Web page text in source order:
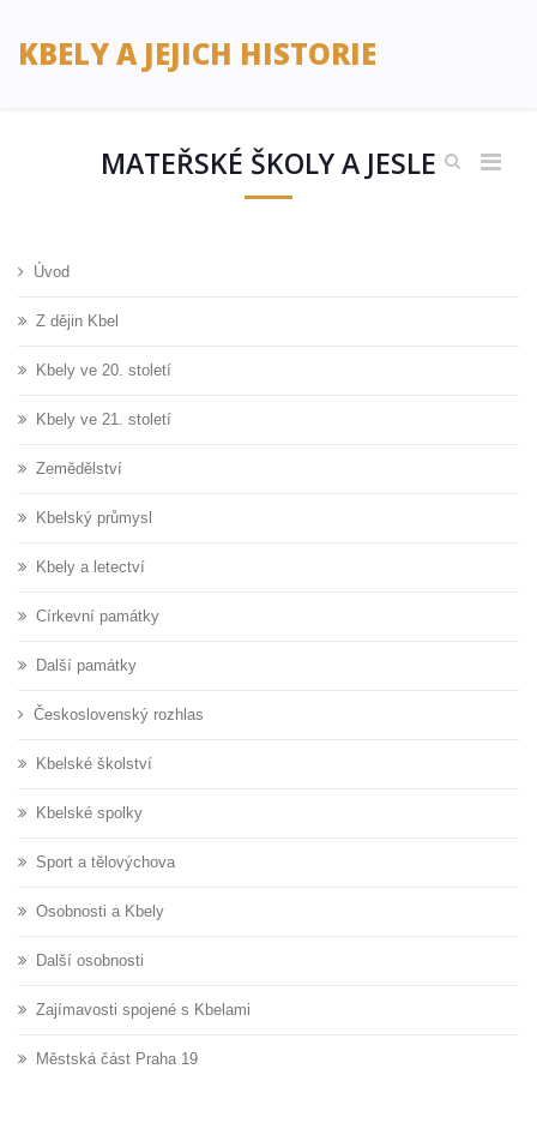
KBELY A JEJICH HISTORIE
MATEŘSKÉ ŠKOLY A JESLE
Úvod
Z dějin Kbel
Kbely ve 20. století
Kbely ve 21. století
Zemědělství
Kbelský průmysl
Kbely a letectví
Církevní památky
Další památky
Československý rozhlas
Kbelské školství
Kbelské spolky
Sport a tělovýchova
Osobnosti a Kbely
Další osobnosti
Zajímavosti spojené s Kbelami
Městská část Praha 19